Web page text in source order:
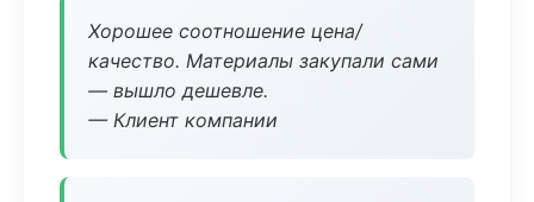
Хорошее соотношение цена/
качество. Материалы закупали сами
— вышло дешевле.
— Клиент компании